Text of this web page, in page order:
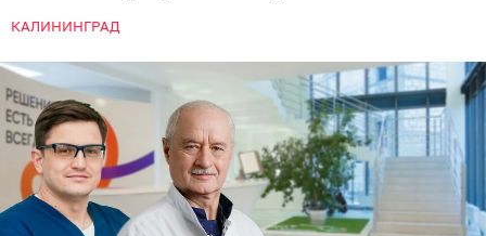
КАЛИНИНГРАД